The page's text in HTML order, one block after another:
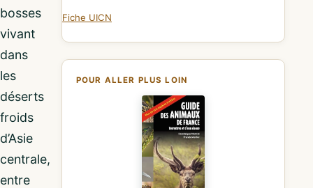
bosses
vivant
dans
les
déserts
froids
d’Asie
centrale,
entre
Fiche UICN
POUR ALLER PLUS LOIN